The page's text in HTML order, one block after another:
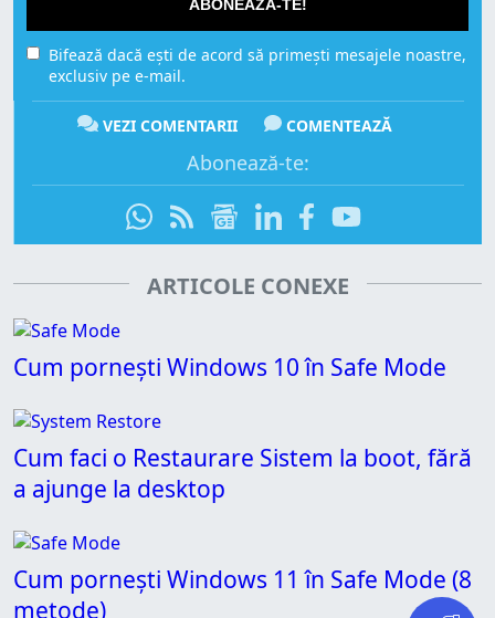
ABONEAZĂ-TE!
Bifează dacă ești de acord să primești mesajele noastre,
exclusiv pe e-mail.
VEZI COMENTARII COMENTEAZĂ
Abonează-te:
ARTICOLE CONEXE
Cum pornești Windows 10 în Safe Mode
Cum faci o Restaurare Sistem la boot, fără
a ajunge la desktop
Cum pornești Windows 11 în Safe Mode (8
metode)